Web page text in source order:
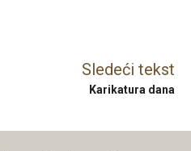
Sledeći tekst
Karikatura dana